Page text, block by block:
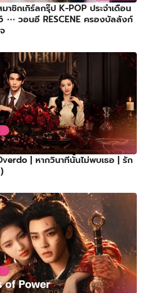
ชิกเกิร์ลกรุ๊ป K-POP ประจำเดือน
⋯ วอนอี RESCENE ครองบัลลังก์
| หากวินาทีนั้นไม่พบเธอ | รัก